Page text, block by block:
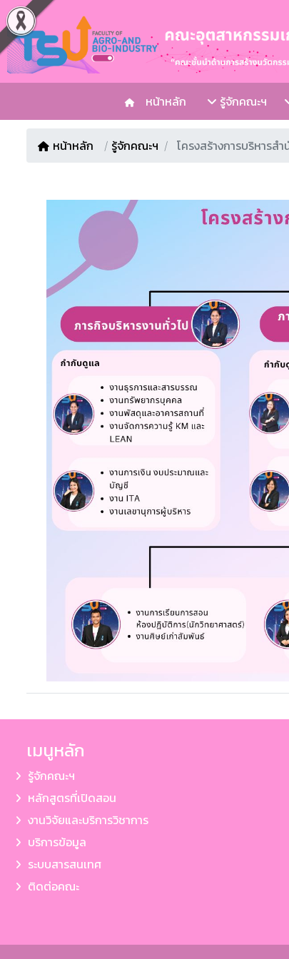
หน้าหลัก รู้จักคณะฯ
หน้าหลัก / รู้จักคณะฯ โครงสร้างการบริหารส
เมนูหลัก
รู้จักคณะฯ
หลักสูตรที่เปิดสอน
งานวิจัยและบริการวิชาการ
บริการข้อมูล
ระบบสารสนเทศ
ติดต่อคณะ